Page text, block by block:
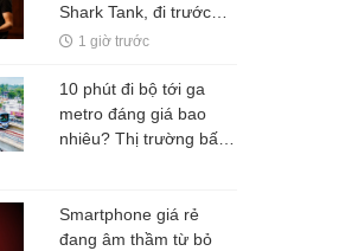
Shark Tank, đi trước
TikTok nhưng vẫn phải
một năm
1 giờ trước
10 phút đi bộ tới ga
metro đáng giá bao
nhiêu? Thị trường bất
Smartphone giá rẻ
đang âm thầm từ bỏ